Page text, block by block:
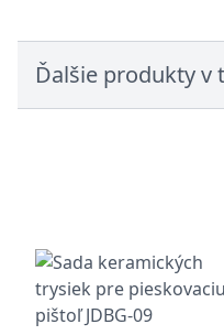
Ďalšie produkty v